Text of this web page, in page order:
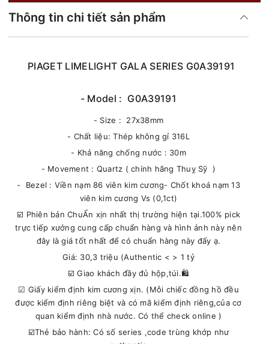
Thông tin chi tiết sản phẩm
PIAGET LIMELIGHT GALA SERIES G0A39191
- Model : G0A39191
- Size : 27x38mm
- Chất liệu: Thép không gỉ 316L
- Khả năng chống nước : 30m
- Movement : Quartz ( chính hãng Thuỵ Sỹ )
- Bezel : Viền nạm 86 viên kim cương- Chốt khoá nạm 13
viên kim cương Vs (0,1ct)
☑️ Phiên bản ChuẨn xịn nhất thị trường hiện tại.100% pick
trực tiếp xưởng cung cấp chuẩn hàng và hình ảnh này nên
đây là giá tốt nhất để có chuẩn hàng này đấy ạ.
Giá: 30,3 triệu (Authentic < > 1 tỷ
☑️ Giao khách đầy đủ hộp,túi.🛍
☑ Giấy kiểm định kim cương xịn. (Mỗi chiếc đồng hồ đều
được kiểm định riêng biệt và có mã kiểm định riêng,của cơ
quan kiểm định nhà nước. Có thể check online )
☑️Thẻ bảo hành: Có số series ,code trùng khớp như